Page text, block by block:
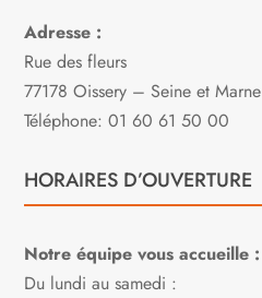
Adresse :
Rue des fleurs
77178 Oissery – Seine et Marne
Téléphone: 01 60 61 50 00
HORAIRES D’OUVERTURE
Notre équipe vous accueille :
Du lundi au samedi :